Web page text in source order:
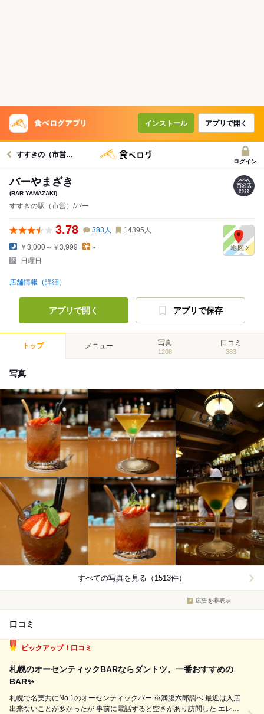
インストール アプリで開く
すすきの（市営）駅グルメへ
ログイン
バーやまざき
(BAR YAMAZAKI)
すすきの駅（市営）/バー
3.78 383人 14395 人
￥3,000～￥3,999
-
日曜日
店舗情報（詳細）
アプリで開く アプリで保存
トップ メニュー 写真
1208
口コミ
383
写真
すべての写真を見る（1513件）
広告を非表示
口コミ
ピックアップ！口コミ
札幌のオーセンティックBARならダントツ。一番おすすめの
BAR✨️
札幌で名実共にNo.1のオーセンティックバー ※満腹六郎調べ 最近は入店
出来ないことが多かったが 事前に電話すると空きがあり訪問した エレベ